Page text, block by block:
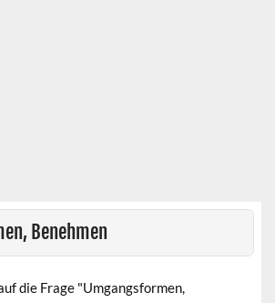
Benehmen
die Frage "Umgangsformen,